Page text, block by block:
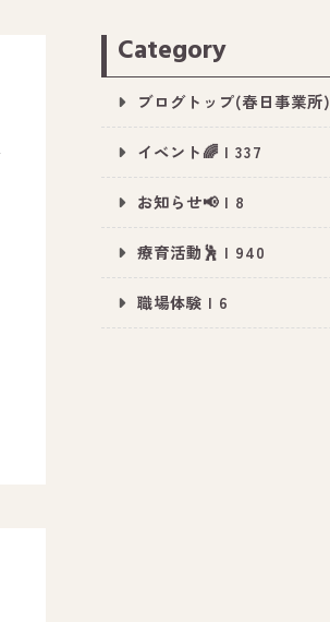
Category
ブログトップ(春日事業所)
イベント🌈 | 337
お知らせ📢 | 8
療育活動🕺 | 940
職場体験 | 6